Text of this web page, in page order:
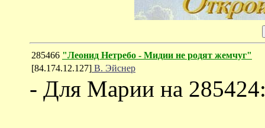
285466 "Леонид Нетребо - Мидии не родят жемчуг"
[84.174.12.127] В. Эйснер
- Для Марии на